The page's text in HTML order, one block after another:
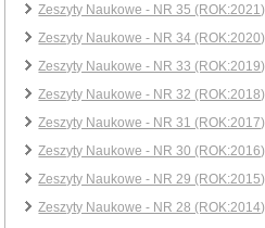
Zeszyty Naukowe - NR 35 (ROK:2021)
Zeszyty Naukowe - NR 34 (ROK:2020)
Zeszyty Naukowe - NR 33 (ROK:2019)
Zeszyty Naukowe - NR 32 (ROK:2018)
Zeszyty Naukowe - NR 31 (ROK:2017)
Zeszyty Naukowe - NR 30 (ROK:2016)
Zeszyty Naukowe - NR 29 (ROK:2015)
Zeszyty Naukowe - NR 28 (ROK:2014)